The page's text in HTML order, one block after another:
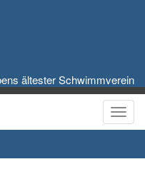
ältester Schwimmverein